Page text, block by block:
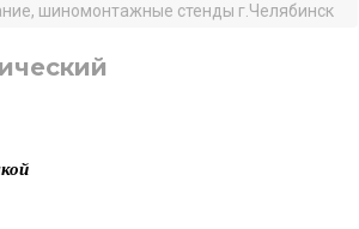
шиномонтажные стенды г.Челябинск